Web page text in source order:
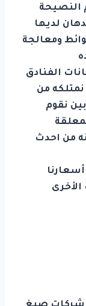
النصيحة
لديها
ومعالجة
الفنادق
نمتلكه من
نقوم
من احدث
أسعارنا